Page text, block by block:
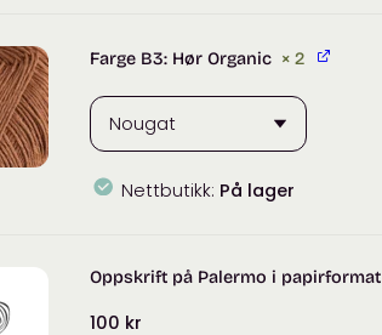
Farge B3: Hør Organic × 2
Nettbutikk: På lager
Oppskrift på Palermo i papirformat
100 kr